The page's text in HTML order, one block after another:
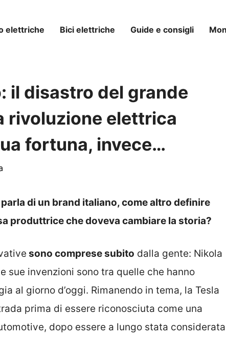
elettriche Bici elettriche Guide e consigli
il disastro del grande
rivoluzione elettrica
fortuna, invece…
di un brand italiano, come altro definire
produttrice che doveva cambiare la storia?
sono comprese subito dalla gente: Nikola
sue invenzioni sono tra quelle che hanno
al giorno d’oggi. Rimanendo in tema, la Tesla
prima di essere riconosciuta come una
dopo essere a lungo stata considerata